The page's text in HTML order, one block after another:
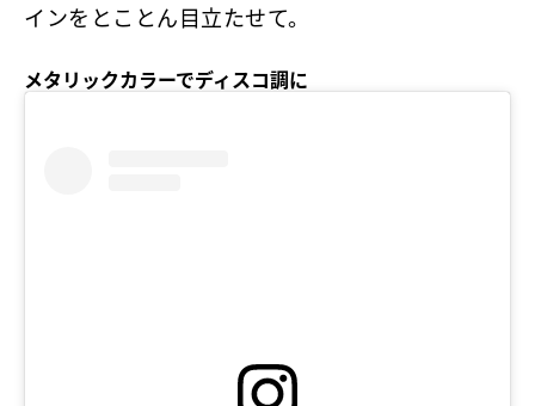
インをとことん目立たせて。
メタリックカラーでディスコ調に